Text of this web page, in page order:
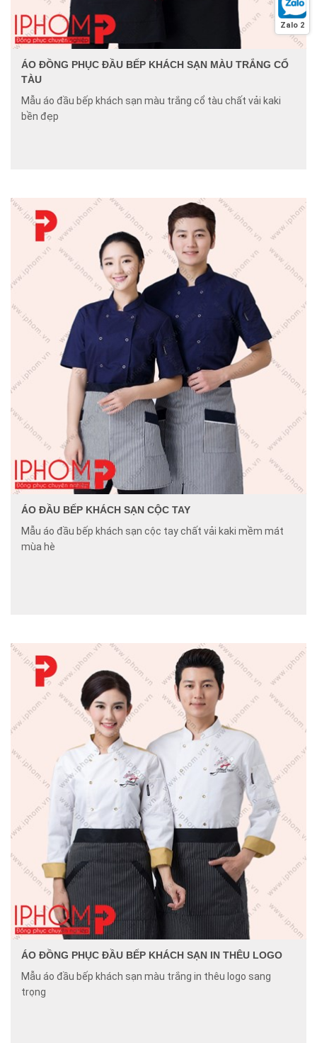
ÁO ĐỒNG PHỤC ĐẦU BẾP KHÁCH SẠN MÀU TRẮNG CỔ
TÀU
Mẫu áo đầu bếp khách sạn màu trắng cổ tàu chất vải kaki
bền đẹp
ÁO ĐẦU BẾP KHÁCH SẠN CỘC TAY
Mẫu áo đầu bếp khách sạn cộc tay chất vải kaki mềm mát
mùa hè
ÁO ĐỒNG PHỤC ĐẦU BẾP KHÁCH SẠN IN THÊU LOGO
Mẫu áo đầu bếp khách sạn màu trắng in thêu logo sang
trọng
Zalo 2